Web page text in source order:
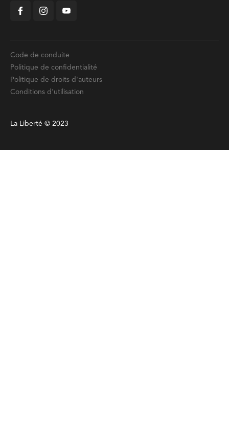
Code de conduite
Politique de confidentialité
Politique de droits d'auteurs
Conditions d'utilisation
La Liberté © 2023